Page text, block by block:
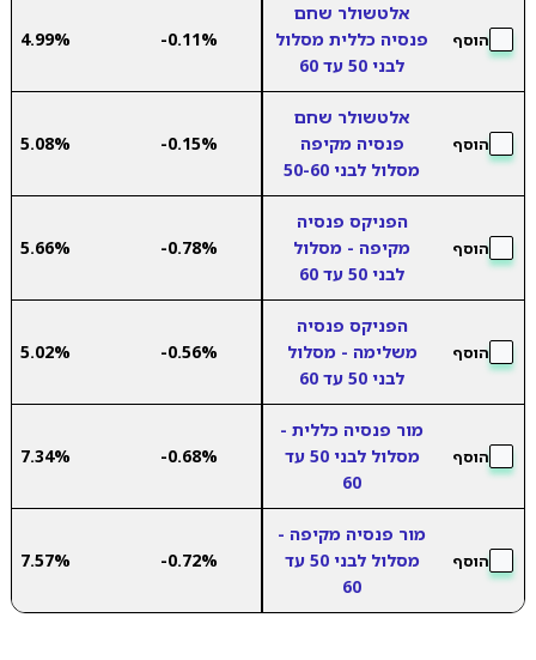
הוסף
אלטשולר שחם
פנסיה כללית מסלול
לבני 50 עד 60
-0.11%
4.99%
הוסף
אלטשולר שחם
פנסיה מקיפה
מסלול לבני 50-60
-0.15%
5.08%
הוסף
הפניקס פנסיה
מקיפה - מסלול
לבני 50 עד 60
-0.78%
5.66%
הוסף
הפניקס פנסיה
משלימה - מסלול
לבני 50 עד 60
-0.56%
5.02%
הוסף
מור פנסיה כללית -
מסלול לבני 50 עד
60
-0.68%
7.34%
הוסף
מור פנסיה מקיפה -
מסלול לבני 50 עד
60
-0.72%
7.57%